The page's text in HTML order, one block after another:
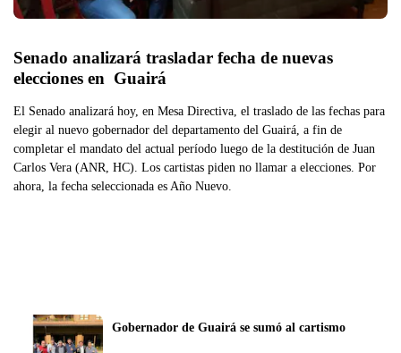
Senado analizará trasladar fecha de nuevas
elecciones en  Guairá
El Senado analizará hoy, en Mesa Directiva, el traslado de las fechas para
elegir al nuevo gobernador del departamento del Guairá, a fin de
completar el mandato del actual período luego de la destitución de Juan
Carlos Vera (ANR, HC). Los cartistas piden no llamar a elecciones. Por
ahora, la fecha seleccionada es Año Nuevo.
Gobernador de Guairá se sumó al cartismo